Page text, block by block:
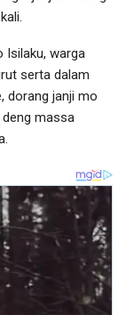
Isilaku, warga
serta dalam
dorang janji mo
massa